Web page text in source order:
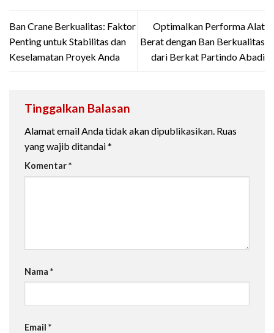
Ban Crane Berkualitas: Faktor
Penting untuk Stabilitas dan
Keselamatan Proyek Anda
Optimalkan Performa Alat
Berat dengan Ban Berkualitas
dari Berkat Partindo Abadi
Tinggalkan Balasan
Alamat email Anda tidak akan dipublikasikan. Ruas
yang wajib ditandai*
Komentar*
Nama *
Email *